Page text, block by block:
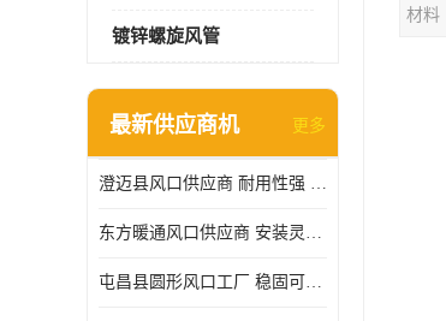
镀锌螺旋风管
最新供应商机 更多
澄迈县风口供应商 耐用性强 能够减少能源消耗
东方暖通风口供应商 安装灵活 调节功能强
屯昌县圆形风口工厂 稳固可靠 方便清洁和维修
材料